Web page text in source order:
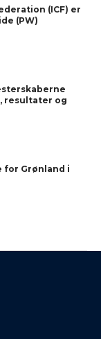
(ICF) er
(PW)
resultater og
for Grønland i